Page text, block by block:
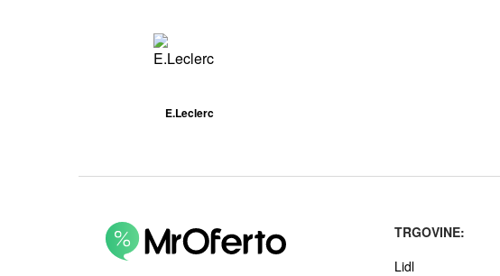
E.Leclerc
TRGOVINE:
Lidl